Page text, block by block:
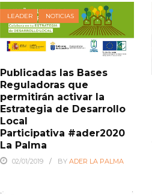
LEADER NOTICIAS
Publicadas las Bases
Reguladoras que
permitirán activar la
Estrategia de Desarrollo
Local
Participativa #ader2020
La Palma
02/01/2019 BY ADER LA PALMA